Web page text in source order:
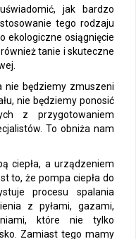
jak bardzo
tego rodzaju
ekologiczne osiągnięcie
tanie i skuteczne
nie będziemy zmuszeni
nie będziemy ponosić
z przygotowaniem
To obniża nam
ciepła, a urządzeniem
to, że pompa ciepła do
procesu spalania
z pyłami, gazami,
które nie tylko
Zamiast tego mamy